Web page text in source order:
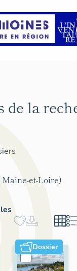
de la
et-Loire)
Dossier